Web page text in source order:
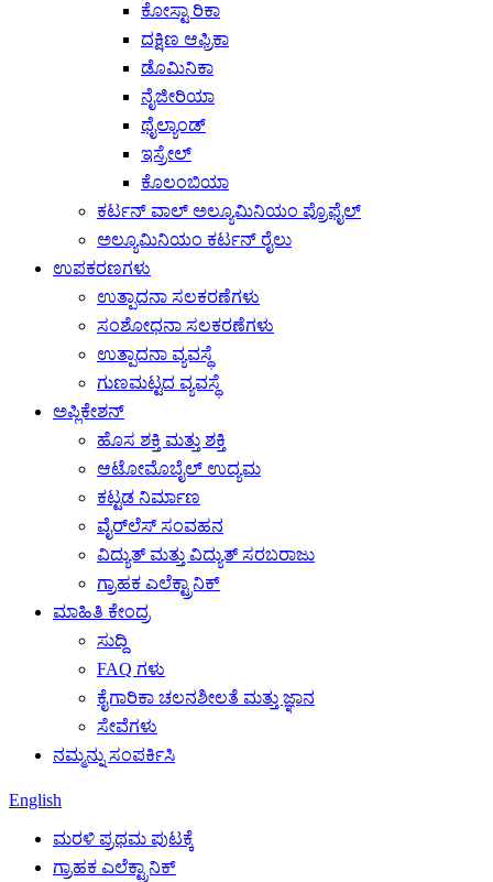
ಕೋಸ್ಟಾ ರಿಕಾ
ದಕ್ಷಿಣ ಆಫ್ರಿಕಾ
ಡೊಮಿನಿಕಾ
ನೈಜೀರಿಯಾ
ಥೈಲ್ಯಾಂಡ್
ಇಸ್ರೇಲ್
ಕೊಲಂಬಿಯಾ
ಕರ್ಟನ್ ವಾಲ್ ಅಲ್ಯೂಮಿನಿಯಂ ಪ್ರೊಫೈಲ್
ಅಲ್ಯೂಮಿನಿಯಂ ಕರ್ಟನ್ ರೈಲು
ಉಪಕರಣಗಳು
ಉತ್ಪಾದನಾ ಸಲಕರಣೆಗಳು
ಸಂಶೋಧನಾ ಸಲಕರಣೆಗಳು
ಉತ್ಪಾದನಾ ವ್ಯವಸ್ಥೆ
ಗುಣಮಟ್ಟದ ವ್ಯವಸ್ಥೆ
ಅಪ್ಲಿಕೇಶನ್
ಹೊಸ ಶಕ್ತಿ ಮತ್ತು ಶಕ್ತಿ
ಆಟೋಮೊಬೈಲ್ ಉದ್ಯಮ
ಕಟ್ಟಡ ನಿರ್ಮಾಣ
ವೈರ್‌ಲೆಸ್ ಸಂವಹನ
ವಿದ್ಯುತ್ ಮತ್ತು ವಿದ್ಯುತ್ ಸರಬರಾಜು
ಗ್ರಾಹಕ ಎಲೆಕ್ಟ್ರಾನಿಕ್
ಮಾಹಿತಿ ಕೇಂದ್ರ
ಸುದ್ದಿ
FAQ ಗಳು
ಕೈಗಾರಿಕಾ ಚಲನಶೀಲತೆ ಮತ್ತು ಜ್ಞಾನ
ಸೇವೆಗಳು
ನಮ್ಮನ್ನು ಸಂಪರ್ಕಿಸಿ
English
ಮರಳಿ ಪ್ರಥಮ ಪುಟಕ್ಕೆ
ಗ್ರಾಹಕ ಎಲೆಕ್ಟ್ರಾನಿಕ್